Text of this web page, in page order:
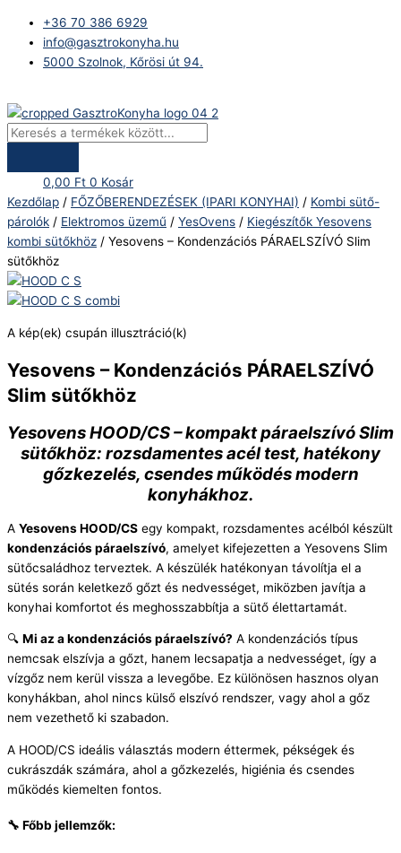
content
+36 70 386 6929
info@gasztrokonyha.hu
5000 Szolnok, Kőrösi út 94.
search
0,00 Ft 0 Kosár
Kezdőlap / FŐZŐBERENDEZÉSEK (IPARI KONYHAI) / Kombi sütő-
párolók / Elektromos üzemű / YesOvens / Kiegészítők Yesovens
kombi sütőkhöz / Yesovens – Kondenzációs PÁRAELSZÍVÓ Slim
sütőkhöz
A kép(ek) csupán illusztráció(k)
Yesovens – Kondenzációs PÁRAELSZÍVÓ
Slim sütőkhöz
Yesovens HOOD/CS – kompakt páraelszívó Slim
sütőkhöz: rozsdamentes acél test, hatékony
gőzkezelés, csendes működés modern
konyhákhoz.
A Yesovens HOOD/CS egy kompakt, rozsdamentes acélból készült
kondenzációs páraelszívó, amelyet kifejezetten a Yesovens Slim
sütőcsaládhoz terveztek. A készülék hatékonyan távolítja el a
sütés során keletkező gőzt és nedvességet, miközben javítja a
konyhai komfortot és meghosszabbítja a sütő élettartamát.
🔍 Mi az a kondenzációs páraelszívó? A kondenzációs típus
nemcsak elszívja a gőzt, hanem lecsapatja a nedvességet, így a
vízgőz nem kerül vissza a levegőbe. Ez különösen hasznos olyan
konyhákban, ahol nincs külső elszívó rendszer, vagy ahol a gőz
nem vezethető ki szabadon.
A HOOD/CS ideális választás modern éttermek, pékségek és
cukrászdák számára, ahol a gőzkezelés, higiénia és csendes
működés kiemelten fontos.
🔧 Főbb jellemzők:
Kondenzációs
PÁRAELSZÍVÓ
sütőkhöz
mennyiség